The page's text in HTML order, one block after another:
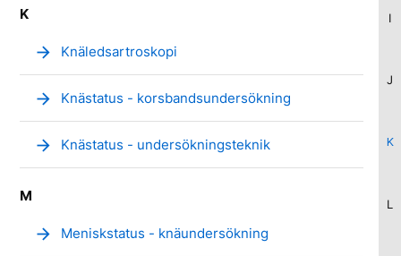
I
J
K
L
K
arrow_forward Knäledsartroskopi
arrow_forward Knästatus - korsbandsundersökning
arrow_forward Knästatus - undersökningsteknik
M
arrow_forward Meniskstatus - knäundersökning